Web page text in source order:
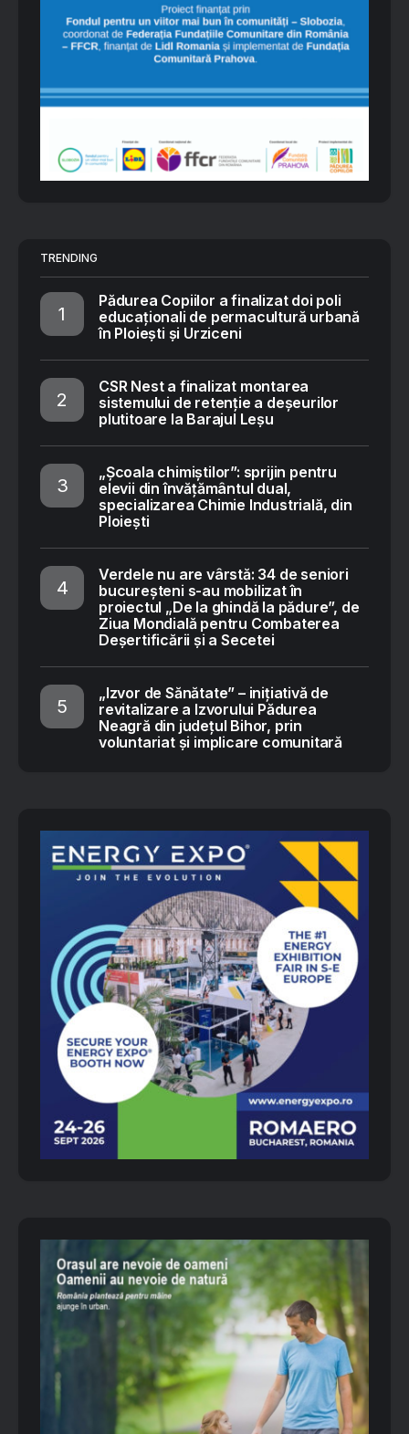
TRENDING
Pădurea Copiilor a finalizat doi poli
educaționali de permacultură urbană
în Ploiești și Urziceni
CSR Nest a finalizat montarea
sistemului de retenție a deșeurilor
plutitoare la Barajul Leșu
„Școala chimiștilor”: sprijin pentru
elevii din învățământul dual,
specializarea Chimie Industrială, din
Ploiești
Verdele nu are vârstă: 34 de seniori
bucureșteni s-au mobilizat în
proiectul „De la ghindă la pădure”, de
Ziua Mondială pentru Combaterea
Deșertificării și a Secetei
„Izvor de Sănătate” – inițiativă de
revitalizare a Izvorului Pădurea
Neagră din județul Bihor, prin
voluntariat și implicare comunitară